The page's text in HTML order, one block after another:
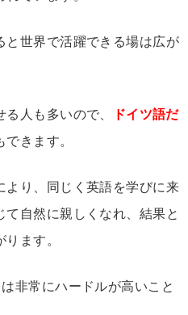
と世界で活躍できる場は広が
人も多いので、
ドイツ語だ
できます。
より、同じく英語を学びに来
自然に親しくなれ、結果と
ます。
非常にハードルが高いこと